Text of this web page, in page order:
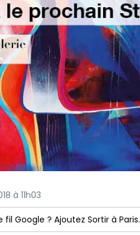
à 11h03
Google ? Ajoutez Sortir à Paris.